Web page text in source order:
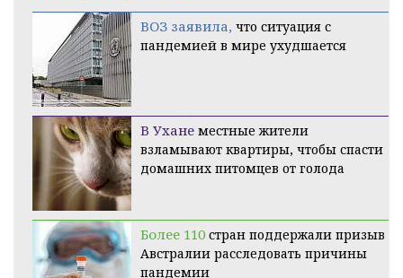
ВОЗ заявила, что ситуация с
пандемией в мире ухудшается
В Ухане местные жители
взламывают квартиры, чтобы спасти
домашних питомцев от голода
Более 110 стран поддержали призыв
Австралии расследовать причины
пандемии